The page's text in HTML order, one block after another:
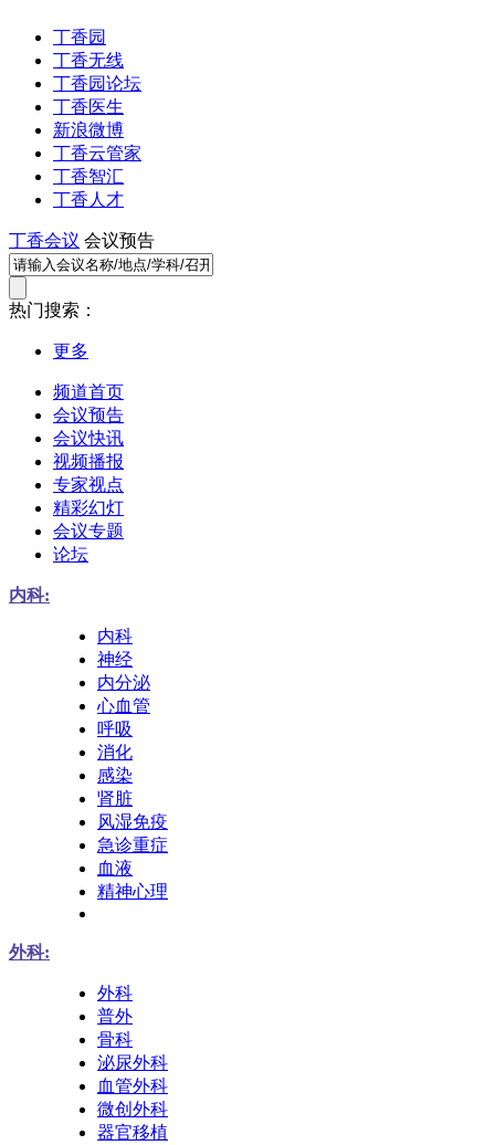
丁香园
丁香无线
丁香园论坛
丁香医生
新浪微博
丁香云管家
丁香智汇
丁香人才
丁香会议 会议预告
热门搜索：
更多
频道首页
会议预告
会议快讯
视频播报
专家视点
精彩幻灯
会议专题
论坛
内科:
内科
神经
内分泌
心血管
呼吸
消化
感染
肾脏
风湿免疫
急诊重症
血液
精神心理
外科:
外科
普外
骨科
泌尿外科
血管外科
微创外科
器官移植